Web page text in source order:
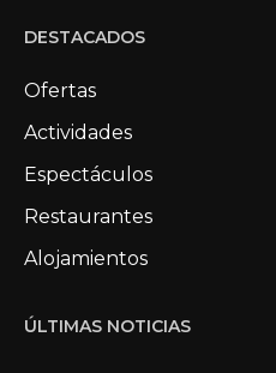
DESTACADOS
Ofertas
Actividades
Espectáculos
Restaurantes
Alojamientos
ÚLTIMAS NOTICIAS